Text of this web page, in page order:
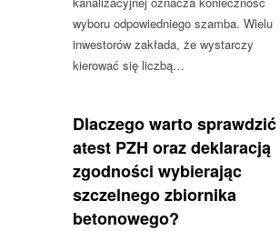
wyboru odpowiedniego szamba. Wielu
inwestorów zakłada, że wystarczy
kierować się liczbą…
Dlaczego warto sprawdzić
atest PZH oraz deklaracją
zgodności wybierając
szczelnego zbiornika
betonowego?